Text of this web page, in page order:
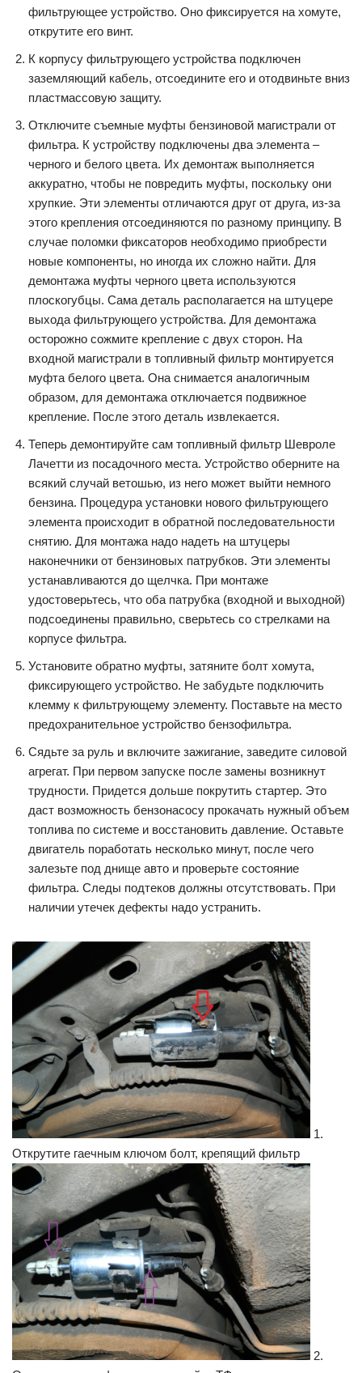
фильтрующее устройство. Оно фиксируется на хомуте,
открутите его винт.
К корпусу фильтрующего устройства подключен
заземляющий кабель, отсоедините его и отодвиньте вниз
пластмассовую защиту.
Отключите съемные муфты бензиновой магистрали от
фильтра. К устройству подключены два элемента –
черного и белого цвета. Их демонтаж выполняется
аккуратно, чтобы не повредить муфты, поскольку они
хрупкие. Эти элементы отличаются друг от друга, из-за
этого крепления отсоединяются по разному принципу. В
случае поломки фиксаторов необходимо приобрести
новые компоненты, но иногда их сложно найти. Для
демонтажа муфты черного цвета используются
плоскогубцы. Сама деталь располагается на штуцере
выхода фильтрующего устройства. Для демонтажа
осторожно сожмите крепление с двух сторон. На
входной магистрали в топливный фильтр монтируется
муфта белого цвета. Она снимается аналогичным
образом, для демонтажа отключается подвижное
крепление. После этого деталь извлекается.
Теперь демонтируйте сам топливный фильтр Шевроле
Лачетти из посадочного места. Устройство оберните на
всякий случай ветошью, из него может выйти немного
бензина. Процедура установки нового фильтрующего
элемента происходит в обратной последовательности
снятию. Для монтажа надо надеть на штуцеры
наконечники от бензиновых патрубков. Эти элементы
устанавливаются до щелчка. При монтаже
удостоверьтесь, что оба патрубка (входной и выходной)
подсоединены правильно, сверьтесь со стрелками на
корпусе фильтра.
Установите обратно муфты, затяните болт хомута,
фиксирующего устройство. Не забудьте подключить
клемму к фильтрующему элементу. Поставьте на место
предохранительное устройство бензофильтра.
Сядьте за руль и включите зажигание, заведите силовой
агрегат. При первом запуске после замены возникнут
трудности. Придется дольше покрутить стартер. Это
даст возможность бензонасосу прокачать нужный объем
топлива по системе и восстановить давление. Оставьте
двигатель поработать несколько минут, после чего
залезьте под днище авто и проверьте состояние
фильтра. Следы подтеков должны отсутствовать. При
наличии утечек дефекты надо устранить.
1.
Открутите гаечным ключом болт, крепящий фильтр
2.